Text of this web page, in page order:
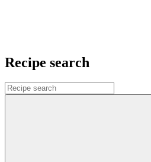
Recipe search